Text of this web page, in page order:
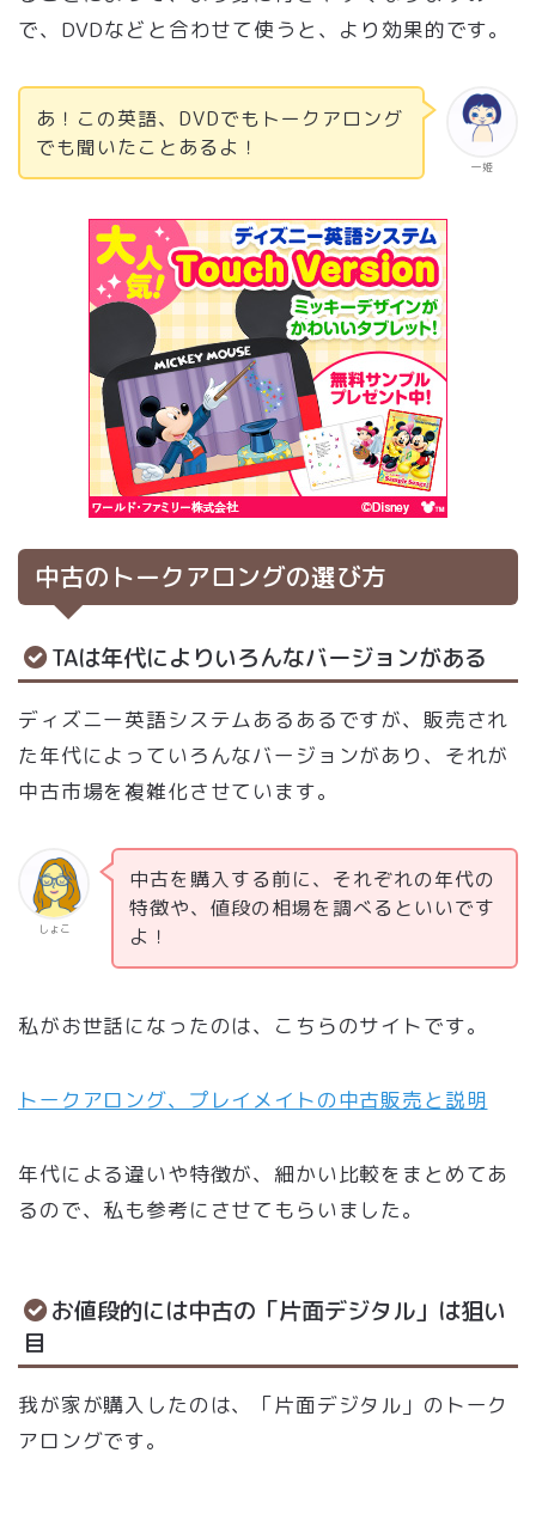
で、DVDなどと合わせて使うと、より効果的です。
一姫
あ！この英語、DVDでもトークアロング
でも聞いたことあるよ！
中古のトークアロングの選び方
TAは年代によりいろんなバージョンがある
ディズニー英語システムあるあるですが、販売され
た年代によっていろんなバージョンがあり、それが
中古市場を複雑化させています。
しょこ
中古を購入する前に、それぞれの年代の
特徴や、値段の相場を調べるといいです
よ！
私がお世話になったのは、こちらのサイトです。
トークアロング、プレイメイトの中古販売と説明
年代による違いや特徴が、細かい比較をまとめてあ
るので、私も参考にさせてもらいました。
お値段的には中古の「片面デジタル」は狙い
目
我が家が購入したのは、「片面デジタル」のトーク
アロングです。